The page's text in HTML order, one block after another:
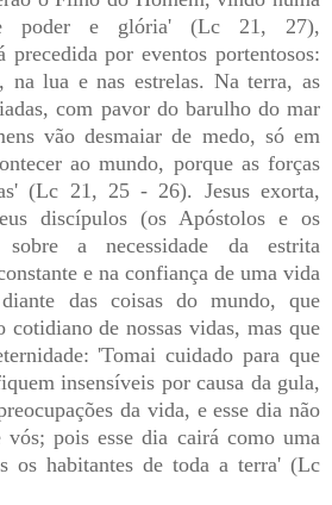
poder e glória' (Lc 21, 27),
precedida por eventos portentosos:
na lua e nas estrelas. Na terra, as
com pavor do barulho do mar
vão desmaiar de medo, só em
ao mundo, porque as forças
(Lc 21, 25 - 26). Jesus exorta,
discípulos (os Apóstolos e os
a necessidade da estrita
e na confiança de uma vida
das coisas do mundo, que
cotidiano de nossas vidas, mas que
'Tomai cuidado para que
insensíveis por causa da gula,
da vida, e esse dia não
vós; pois esse dia cairá como uma
os habitantes de toda a terra' (Lc